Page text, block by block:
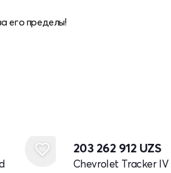
его пределы!
203 262 912 UZS
Chevrolet Tracker